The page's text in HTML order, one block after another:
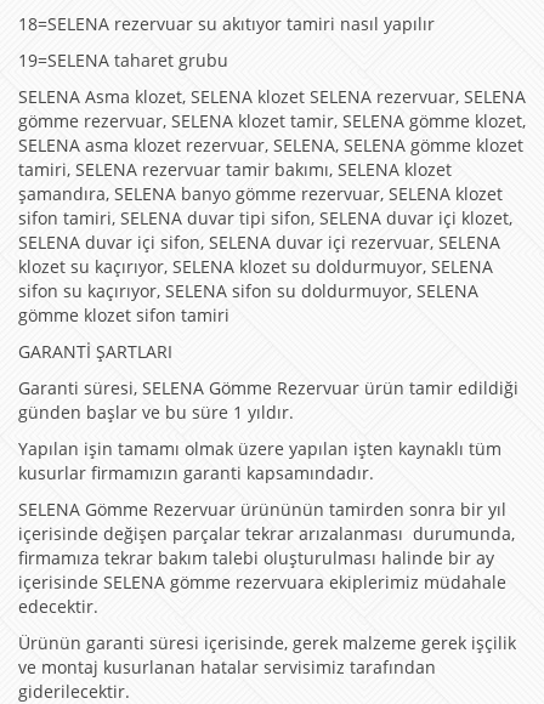
18=SELENA rezervuar su akıtıyor tamiri nasıl yapılır
19=SELENA taharet grubu
SELENA Asma klozet, SELENA klozet SELENA rezervuar, SELENA
gömme rezervuar, SELENA klozet tamir, SELENA gömme klozet,
SELENA asma klozet rezervuar, SELENA, SELENA gömme klozet
tamiri, SELENA rezervuar tamir bakımı, SELENA klozet
şamandıra, SELENA banyo gömme rezervuar, SELENA klozet
sifon tamiri, SELENA duvar tipi sifon, SELENA duvar içi klozet,
SELENA duvar içi sifon, SELENA duvar içi rezervuar, SELENA
klozet su kaçırıyor, SELENA klozet su doldurmuyor, SELENA
sifon su kaçırıyor, SELENA sifon su doldurmuyor, SELENA
gömme klozet sifon tamiri
GARANTİ ŞARTLARI
Garanti süresi, SELENA Gömme Rezervuar ürün tamir edildiği
günden başlar ve bu süre 1 yıldır.
Yapılan işin tamamı olmak üzere yapılan işten kaynaklı tüm
kusurlar firmamızın garanti kapsamındadır.
SELENA Gömme Rezervuar ürününün tamirden sonra bir yıl
içerisinde değişen parçalar tekrar arızalanması durumunda,
firmamıza tekrar bakım talebi oluşturulması halinde bir ay
içerisinde SELENA gömme rezervuara ekiplerimiz müdahale
edecektir.
Ürünün garanti süresi içerisinde, gerek malzeme gerek işçilik
ve montaj kusurlanan hatalar servisimiz tarafından
giderilecektir.